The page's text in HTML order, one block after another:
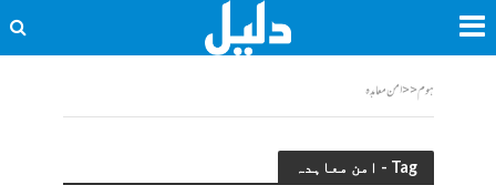
ہوم<<امن معاہدہ
Tag - امن معاہدہ